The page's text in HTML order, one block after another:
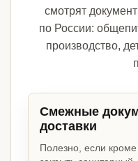
смотрят
по России:
производство,
Смежные
доставки
Полезно, если